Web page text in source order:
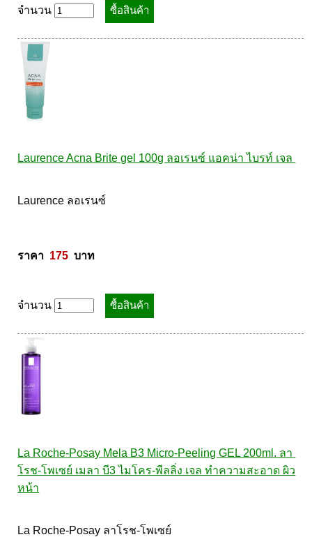
Pharmapure
ผลิตภัณฑ์ รพ.ยันฮี
banner แบนเนอร์ โปรตีน
จำนวน
Laurence Acna Brite gel 100g ลอเรนซ์ แอคน่า ไบรท์ เจล
Laurence ลอเรนซ์
ราคา 175
  บาท
จำนวน
La Roche-Posay Mela B3 Micro-Peeling GEL 200ml. ลา
โรช-โพเซย์ เมลา บี3 ไมโคร-พีลลิ่ง เจล ทำความสะอาด ผิว
หน้า
La Roche-Posay ลาโรช-โพเซย์